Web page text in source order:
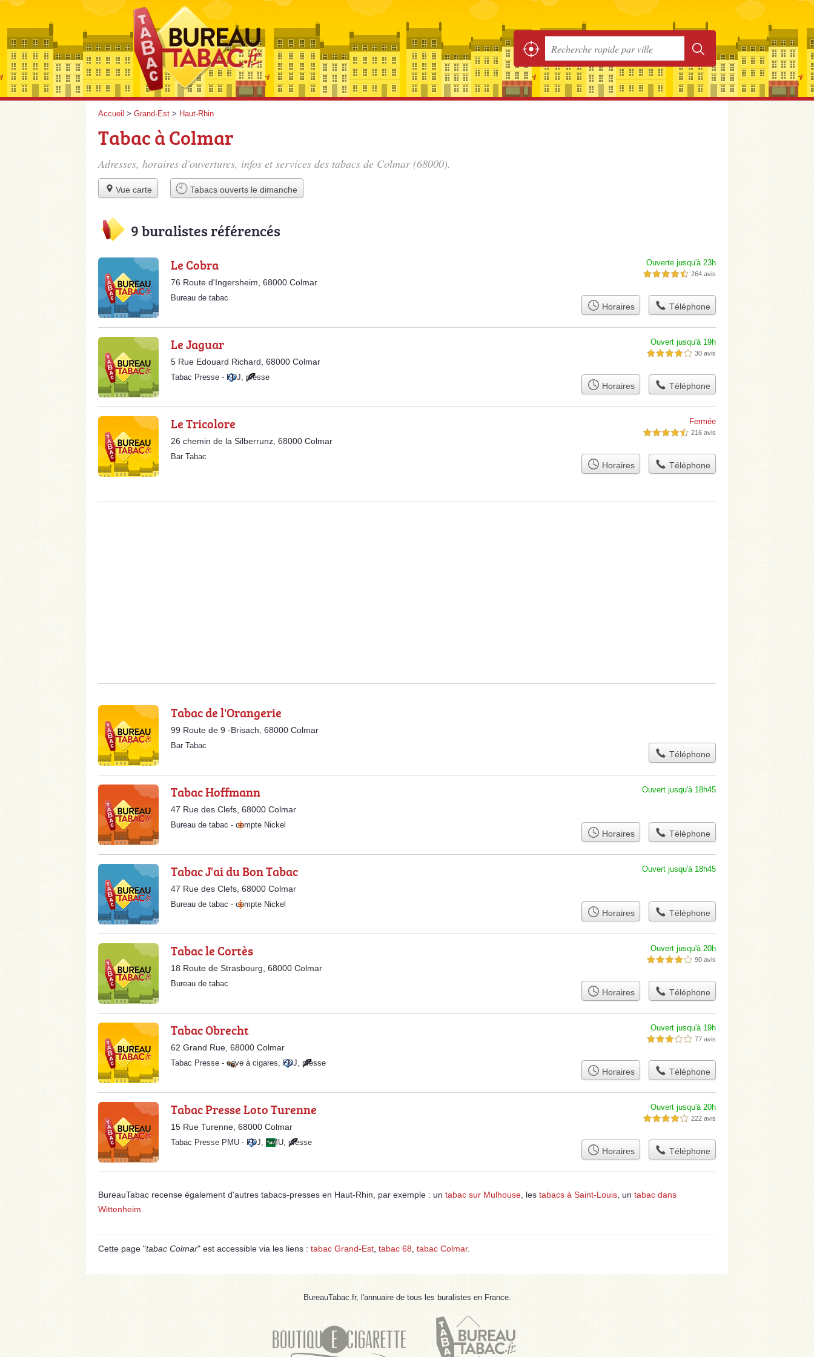
Accueil > Grand-Est > Haut-Rhin
Tabac à Colmar
Adresses, horaires d'ouvertures, infos et services des tabacs de Colmar (68000).
Vue carte Tabacs ouverts le dimanche
9 buralistes référencés
Le Cobra
76 Route d'Ingersheim, 68000 Colmar
Ouverte jusqu'à 23h
4,5 étoiles sur 5 264 avis
Bureau de tabac
Horaires Téléphone
Le Jaguar
5 Rue Edouard Richard, 68000 Colmar
Ouvert jusqu'à 19h
4,0 étoiles sur 5 30 avis
Tabac Presse - FDJ, presse
Horaires Téléphone
Le Tricolore
26 chemin de la Silberrunz, 68000 Colmar
Fermée
4,5 étoiles sur 5 216 avis
Bar Tabac
Horaires Téléphone
Tabac de l'Orangerie
99 Route de 9 -Brisach, 68000 Colmar
Bar Tabac
Téléphone
Tabac Hoffmann
47 Rue des Clefs, 68000 Colmar
Ouvert jusqu'à 18h45
Bureau de tabac - compte Nickel
Horaires Téléphone
Tabac J'ai du Bon Tabac
47 Rue des Clefs, 68000 Colmar
Ouvert jusqu'à 18h45
Bureau de tabac - compte Nickel
Horaires Téléphone
Tabac le Cortès
18 Route de Strasbourg, 68000 Colmar
Ouvert jusqu'à 20h
4,0 étoiles sur 5 90 avis
Bureau de tabac
Horaires Téléphone
Tabac Obrecht
62 Grand Rue, 68000 Colmar
Ouvert jusqu'à 19h
3,0 étoiles sur 5 77 avis
Tabac Presse - cave à cigares, FDJ, presse
Horaires Téléphone
Tabac Presse Loto Turenne
15 Rue Turenne, 68000 Colmar
Ouvert jusqu'à 20h
4,0 étoiles sur 5 222 avis
Tabac Presse PMU - FDJ, PMU, presse
Horaires Téléphone
BureauTabac recense également d'autres tabacs-presses en Haut-Rhin, par exemple : un tabac sur Mulhouse , les tabacs à Saint-Louis , un tabac dans
Wittenheim
Cette page "tabac Colmar" est accessible via les liens : tabac Grand-Est tabac 68 tabac Colmar.
BureauTabac.fr, l'annuaire de tous les buralistes en France.